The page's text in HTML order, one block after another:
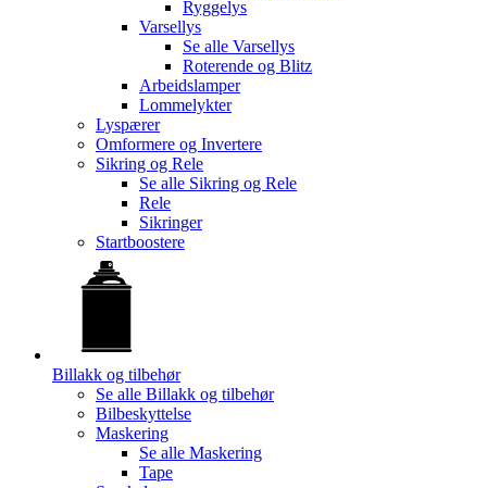
Ryggelys
Varsellys
Se alle Varsellys
Roterende og Blitz
Arbeidslamper
Lommelykter
Lyspærer
Omformere og Invertere
Sikring og Rele
Se alle Sikring og Rele
Rele
Sikringer
Startboostere
Billakk og tilbehør
Se alle Billakk og tilbehør
Bilbeskyttelse
Maskering
Se alle Maskering
Tape